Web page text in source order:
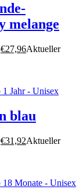
melange
€27,96Aktueller
blau
€31,92Aktueller